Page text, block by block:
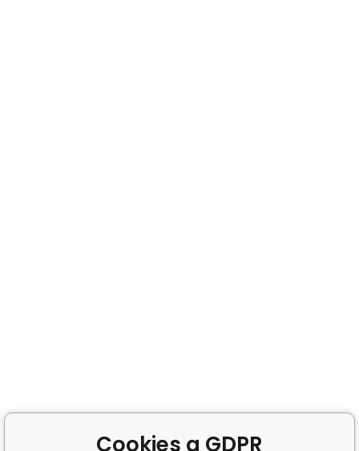
Cookies a GDPR